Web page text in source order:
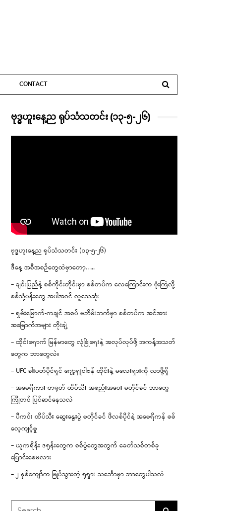
CONTACT
ဗုဒ္ဓဟူးနေ့ည ရုပ်သံသတင်း (၁၃-၅-၂၆)
ဗုဒ္ဓဟူးနေ့ည ရုပ်သံသတင်း (၁၃-၅-၂၆)
ဒီနေ့ အစီအစဉ်တွေထဲမှာတော့…..
– ချင်းပြည်နဲ့ စစ်ကိုင်းတိုင်းမှာ စစ်တပ်က လေကြောင်းက ဗုံးကြဲလို့
စစ်သုံ့ပန်းတွေ အပါအဝင် လူသေဆုံး
– ရှမ်းမြောက်-ကချင် အစပ် မဘိမ်းဘက်မှာ စစ်တပ်က အင်အား
အမြောက်အများ တိုးချဲ့
– ထိုင်းရောက် မြန်မာတွေ လုံခြုံရေးနဲ့ အလုပ်လုပ်ဖို့ အကန့်အသတ်
တွေက ဘာတွေလဲ။
– UFC ခါးပတ်ပိုင်ရှင် ဂျော့ရှူဝါဗန် ထိုင်းနဲ့ မလေးရှားကို လာဖို့ရှိ
– အမေရိကား-တရုတ် ထိပ်သီး အစည်းအဝေး မတိုင်ခင် ဘာတွေ
ကြိုတင် ပြင်ဆင်နေသလဲ
– ပီကင်း ထိပ်သီး ဆွေးနွေးပွဲ မတိုင်ခင် ဖိလစ်ပိုင်နဲ့ အမေရိကန် စစ်
လေ့ကျင့်မှု
– ယူကရိန်း ဒရုန်းတွေက စစ်ပွဲတွေအတွက် ခေတ်သစ်တစ်ခု
ပြောင်းစေမလား
– ၂ နှစ်ကျော်က မြုပ်သွားတဲ့ ရုရှား သင်္ဘောမှာ ဘာတွေပါသလဲ